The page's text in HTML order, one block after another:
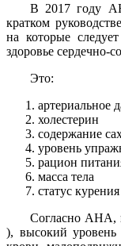
В 2017 году
кратком
на которые
здоровье сердечно-
Это:
артериальное
холестерин
содержание
уровень
рацион
масса тела
статус курения
Согласно AHA,
), высокий уровень